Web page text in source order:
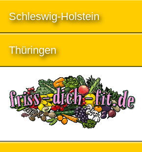
Schleswig-Holstein
Thüringen